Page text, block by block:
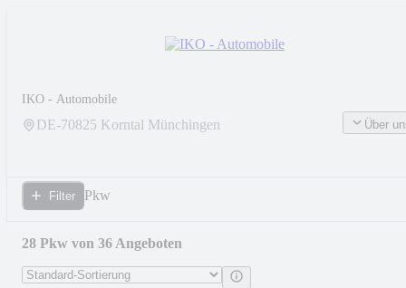
IKO - Automobile
DE-70825 Korntal Münchingen Über
Filter Pkw
28 Pkw von 36 Angeboten